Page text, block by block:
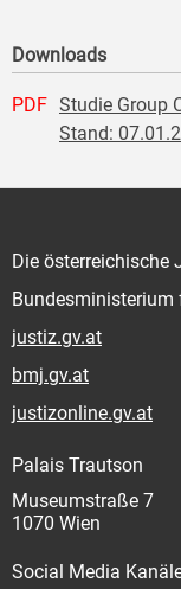
Downloads
PDF Studie Group
Stand:
Die österreichische
justiz.gv.at
bmj.gv.at
justizonline.gv.at
Palais Trautson
Museumstraße 7
1070 Wien
Social Media